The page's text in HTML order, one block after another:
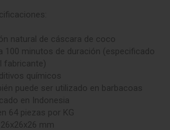
natural de cáscara de coco
100 minutos de duración (especificado
fabricante)
químicos
puede ser utilizado en barbacoas
en Indonesia
64 piezas por KG
26x26x26 mm